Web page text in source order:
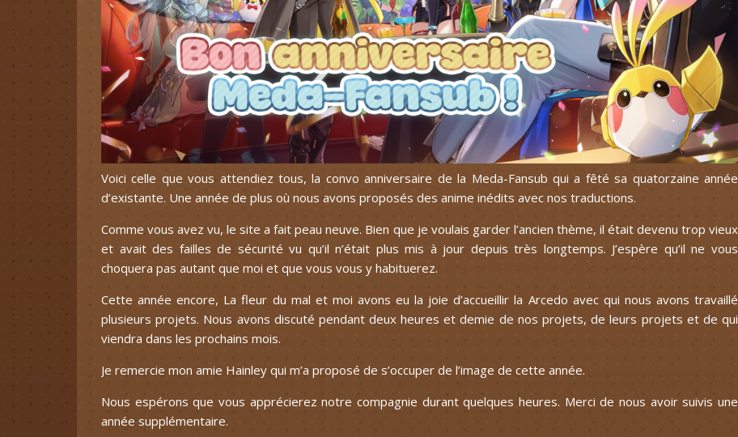
Voici celle que vous attendiez tous, la convo anniversaire de la Meda-Fansub qui a fêté sa quatorzaine année
d’existante. Une année de plus où nous avons proposés des anime inédits avec nos traductions.
Comme vous avez vu, le site a fait peau neuve. Bien que je voulais garder l’ancien thème, il était devenu trop vieux
et avait des failles de sécurité vu qu’il n’était plus mis à jour depuis très longtemps. J’espère qu’il ne vous
choquera pas autant que moi et que vous vous y habituerez.
Cette année encore, La fleur du mal et moi avons eu la joie d’accueillir la Arcedo avec qui nous avons travaillé
plusieurs projets. Nous avons discuté pendant deux heures et demie de nos projets, de leurs projets et de qui
viendra dans les prochains mois.
Je remercie mon amie Hainley qui m’a proposé de s’occuper de l’image de cette année.
Nous espérons que vous apprécierez notre compagnie durant quelques heures. Merci de nous avoir suivis une
année supplémentaire.